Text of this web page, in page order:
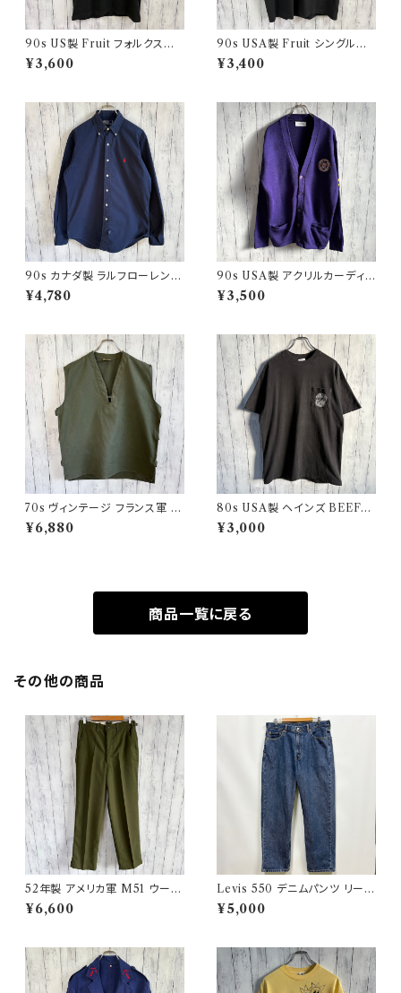
90s US製 Fruit フォルクスワ
ーゲン シングルステッチTシャツ
ヴィンテージTシャツ アド 企業
¥3,600
90s USA製 Fruit シングルス
テッチTシャツ ポケットT scree
nstars ヴィンテージ
¥3,400
90s カナダ製 ラルフローレン
ボタンダウンシャツ Ralph Laur
en
¥4,780
90s USA製 アクリルカーディガ
ン レタード 紫 アメリカ製
¥3,500
70s ヴィンテージ フランス軍 G
AOベスト ミリタリーベスト ユ
ーロミリタリー
¥6,880
80s USA製 ヘインズ BEEFY
シングルステッチTシャツ ヴィン
テージTシャツ ポケT
¥3,000
商品一覧に戻る
その他の商品
52年製 アメリカ軍 M51 ウール
パンツ ミリタリーパンツ スラッ
クス ヴィンテージ US ARMY 1
¥6,600
Levis 550 デニムパンツ リーバ
イス ワイドデニム 3
¥5,000